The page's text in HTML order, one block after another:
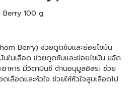
Berry 100 g
Berry) ช่วยดูดซับและย่อยไขมัน
นในเลือด ช่วยดูดซับและย่อยไขมัน ขจัด
อาหาร มีวิตามินซี ต้านอนุมูลอิสระ ช่วย
ลือดและหัวใจ ช่วยให้หัวใจสูบเลือดไป